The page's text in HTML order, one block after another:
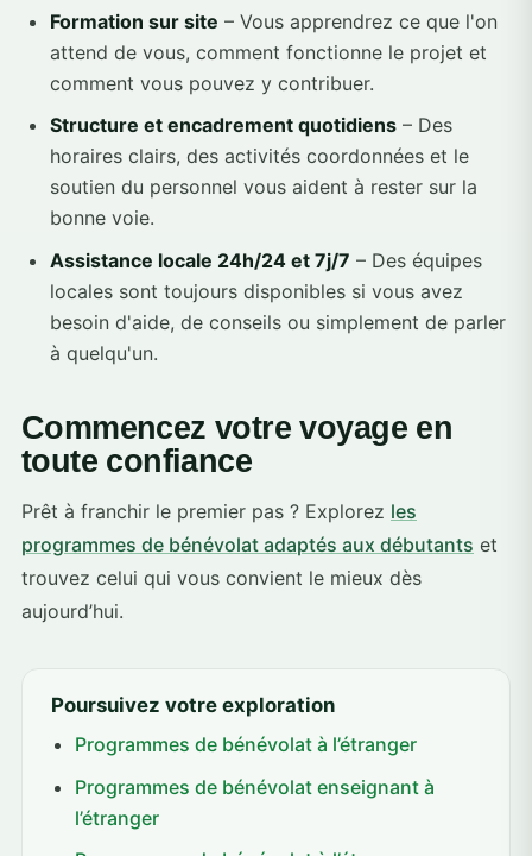
Formation sur site – Vous apprendrez ce que l'on
attend de vous, comment fonctionne le projet et
comment vous pouvez y contribuer.
Structure et encadrement quotidiens – Des
horaires clairs, des activités coordonnées et le
soutien du personnel vous aident à rester sur la
bonne voie.
Assistance locale 24h/24 et 7j/7 – Des équipes
locales sont toujours disponibles si vous avez
besoin d'aide, de conseils ou simplement de parler
à quelqu'un.
Commencez votre voyage en
toute confiance
Prêt à franchir le premier pas ? Explorez les
programmes de bénévolat adaptés aux débutants et
trouvez celui qui vous convient le mieux dès
aujourd’hui.
Poursuivez votre exploration
Programmes de bénévolat à l’étranger
Programmes de bénévolat enseignant à
l’étranger